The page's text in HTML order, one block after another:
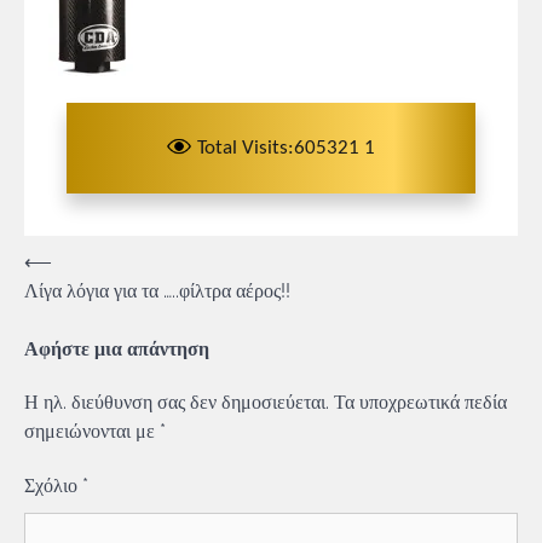
Total Visits:605321 1
Πλοήγηση
άρθρων
⟵
Λίγα λόγια για τα …..φίλτρα αέρος!!
Αφήστε μια απάντηση
Η ηλ. διεύθυνση σας δεν δημοσιεύεται. Τα υποχρεωτικά πεδία
σημειώνονται με *
Σχόλιο *